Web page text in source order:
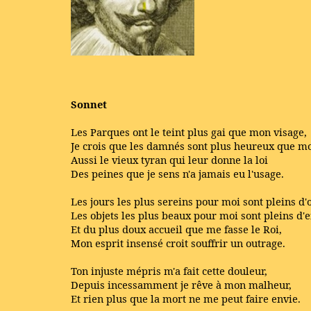
Sonnet
Les Parques ont le teint plus gai que mon visage,
Je crois que les damnés sont plus heureux que
Aussi le vieux tyran qui leur donne la loi
Des peines que je sens n'a jamais eu l'usage.
Les jours les plus sereins pour moi sont pleins
Les objets les plus beaux pour moi sont pleins
Et du plus doux accueil que me fasse le Roi,
Mon esprit insensé croit souffrir un outrage.
Ton injuste mépris m'a fait cette douleur,
Depuis incessamment je rêve à mon malheur,
Et rien plus que la mort ne me peut faire envie.